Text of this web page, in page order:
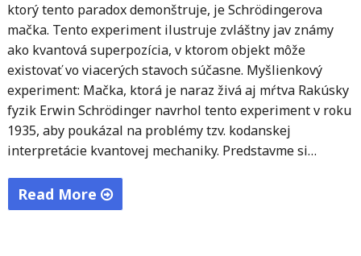
ktorý tento paradox demonštruje, je Schrödingerova
mačka. Tento experiment ilustruje zvláštny jav známy
ako kvantová superpozícia, v ktorom objekt môže
existovať vo viacerých stavoch súčasne. Myšlienkový
experiment: Mačka, ktorá je naraz živá aj mŕtva Rakúsky
fyzik Erwin Schrödinger navrhol tento experiment v roku
1935, aby poukázal na problémy tzv. kodanskej
interpretácie kvantovej mechaniky. Predstavme si…
Read More